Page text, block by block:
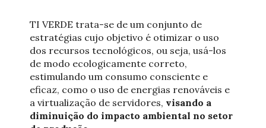
TI VERDE trata-se de um conjunto de
estratégias cujo objetivo é otimizar o uso
dos recursos tecnológicos, ou seja, usá-los
de modo ecologicamente correto,
estimulando um consumo consciente e
eficaz, como o uso de energias renováveis e
a virtualização de servidores, visando a
diminuição do impacto ambiental no setor